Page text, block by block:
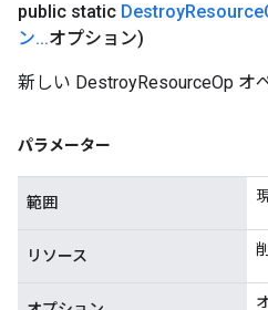
public static DestroyResource
ン...オプション)
新しい DestroyResourceOp オ
パラメーター
範囲
リソース